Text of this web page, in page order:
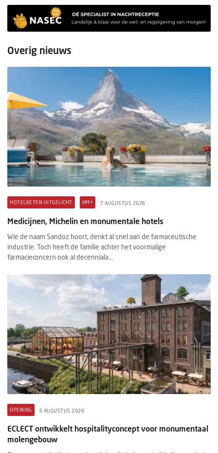
Overig nieuws
HOTELKETEN UITGELICHT HM+ 7 AUGUSTUS 2026
Medicijnen, Michelin en monumentale hotels
Wie de naam Sandoz hoort, denkt al snel aan de farmaceutische
industrie. Toch heeft de familie achter het voormalige
farmacieconcern ook al decenniala...
OPENING 6 AUGUSTUS 2026
ECLECT ontwikkelt hospitalityconcept voor monumentaal
molengebouw